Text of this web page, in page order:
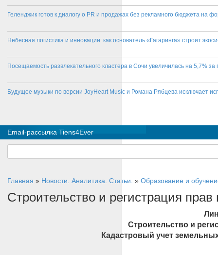
Геленджик готов к диалогу о PR и продажах без рекламного бюджета на
Небесная логистика и инновации: как основатель «Гагаринга» строит
Посещаемость развлекательного кластера в Сочи увеличилась на 5,7% за
Будущее музыки по версии JoyHeart Music и Романа Рябцева исключает
Email-рассылка Tiens4Ever
Главная » Новости. Аналитика. Статьи. » Образование и
Строительство и регистрация
Строительство и
Кадастровый учет